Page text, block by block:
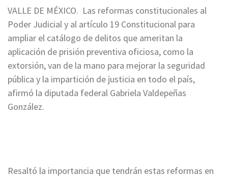
VALLE DE MÉXICO. Las reformas constitucionales al
Poder Judicial y al artículo 19 Constitucional para
ampliar el catálogo de delitos que ameritan la
aplicación de prisión preventiva oficiosa, como la
extorsión, van de la mano para mejorar la seguridad
pública y la impartición de justicia en todo el país,
afirmó la diputada federal Gabriela Valdepeñas
González.
Resaltó la importancia que tendrán estas reformas en